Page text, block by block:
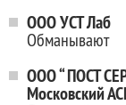
ООО УСТ Лаб
Обманывают
ООО “ ПОСТ
Московский